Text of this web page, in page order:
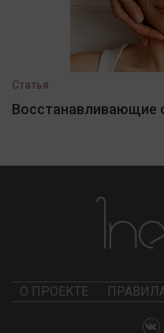
Статья
Восстанавливающие
О ПРОЕКТЕ